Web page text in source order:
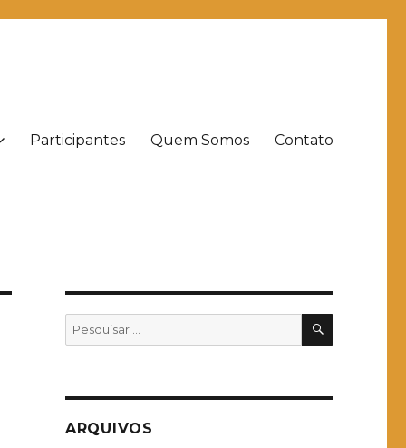
Participantes Quem Somos Contato
Pesquisar
por:
ARQUIVOS